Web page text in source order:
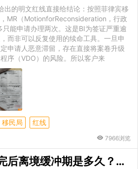
出的明文红线直接给结论：按照菲律宾移
MR（MotionforReconsideration，行政
能申请办理两次。这是BI为签证严重逾
而非可以反复使用的续命工具。一旦申
申请人恶意滞留，存在直接将案卷升级
序（VDO）的风险。所以客户来
移民局 红线
7966浏览
离境缓冲期是多久？还能待几天